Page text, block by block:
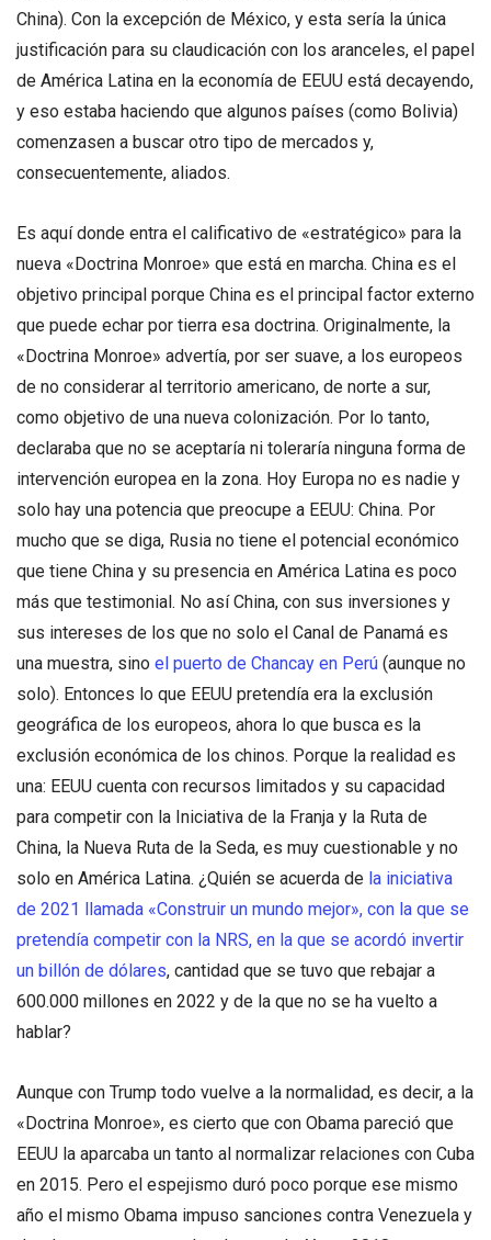
China). Con la excepción de México, y esta sería la única
justificación para su claudicación con los aranceles, el papel
de América Latina en la economía de EEUU está decayendo,
y eso estaba haciendo que algunos países (como Bolivia)
comenzasen a buscar otro tipo de mercados y,
consecuentemente, aliados.
Es aquí donde entra el calificativo de «estratégico» para la
nueva «Doctrina Monroe» que está en marcha. China es el
objetivo principal porque China es el principal factor externo
que puede echar por tierra esa doctrina. Originalmente, la
«Doctrina Monroe» advertía, por ser suave, a los europeos
de no considerar al territorio americano, de norte a sur,
como objetivo de una nueva colonización. Por lo tanto,
declaraba que no se aceptaría ni toleraría ninguna forma de
intervención europea en la zona. Hoy Europa no es nadie y
solo hay una potencia que preocupe a EEUU: China. Por
mucho que se diga, Rusia no tiene el potencial económico
que tiene China y su presencia en América Latina es poco
más que testimonial. No así China, con sus inversiones y
sus intereses de los que no solo el Canal de Panamá es
una muestra, sino el puerto de Chancay en Perú (aunque no
solo). Entonces lo que EEUU pretendía era la exclusión
geográfica de los europeos, ahora lo que busca es la
exclusión económica de los chinos. Porque la realidad es
una: EEUU cuenta con recursos limitados y su capacidad
para competir con la Iniciativa de la Franja y la Ruta de
China, la Nueva Ruta de la Seda, es muy cuestionable y no
solo en América Latina. ¿Quién se acuerda de la iniciativa
de 2021 llamada «Construir un mundo mejor», con la que se
pretendía competir con la NRS, en la que se acordó invertir
un billón de dólares, cantidad que se tuvo que rebajar a
600.000 millones en 2022 y de la que no se ha vuelto a
hablar?
Aunque con Trump todo vuelve a la normalidad, es decir, a la
«Doctrina Monroe», es cierto que con Obama pareció que
EEUU la aparcaba un tanto al normalizar relaciones con Cuba
en 2015. Pero el espejismo duró poco porque ese mismo
año el mismo Obama impuso sanciones contra Venezuela y